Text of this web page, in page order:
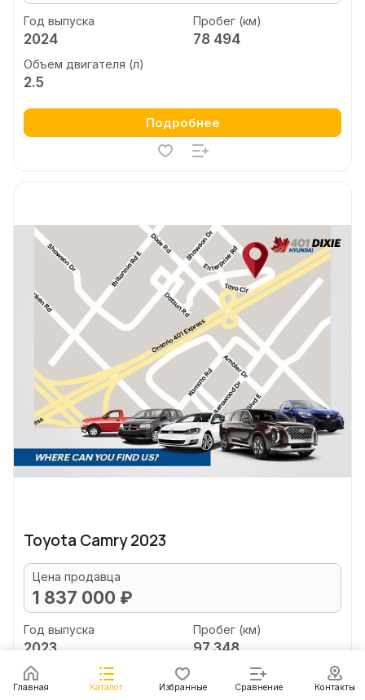
Год выпуска
2024
Пробег (км)
78 494
Объем двигателя (л)
2.5
Подробнее
Toyota Camry 2023
Цена продавца
1 837 000 ₽
Год выпуска
2023
Пробег (км)
97 348
Объем двигателя (л)
2.0
Главная Каталог Избранные Сравнение Контакты